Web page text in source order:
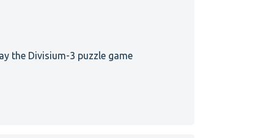
the Divisium-3 puzzle game